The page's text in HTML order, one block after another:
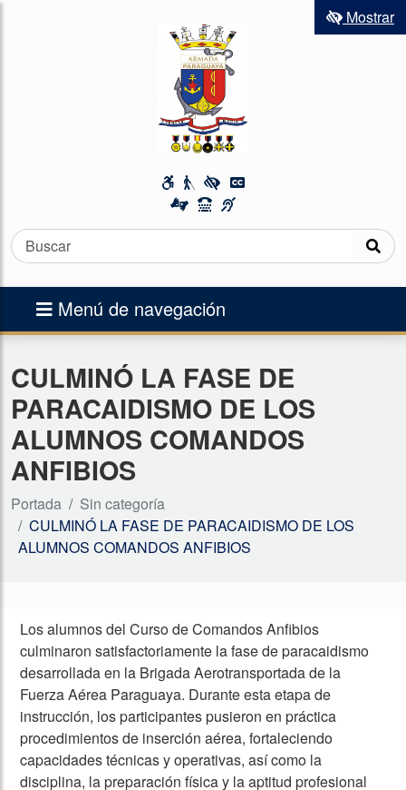
Menú de navegación
Mostrar
CULMINÓ LA FASE DE
PARACAIDISMO DE LOS
ALUMNOS COMANDOS
ANFIBIOS
Portada
Sin categoría
CULMINÓ LA FASE DE PARACAIDISMO DE LOS
ALUMNOS COMANDOS ANFIBIOS
Los alumnos del Curso de Comandos Anfibios
culminaron satisfactoriamente la fase de paracaidismo
desarrollada en la Brigada Aerotransportada de la
Fuerza Aérea Paraguaya. Durante esta etapa de
instrucción, los participantes pusieron en práctica
procedimientos de inserción aérea, fortaleciendo
capacidades técnicas y operativas, así como la
disciplina, la preparación física y la aptitud profesional